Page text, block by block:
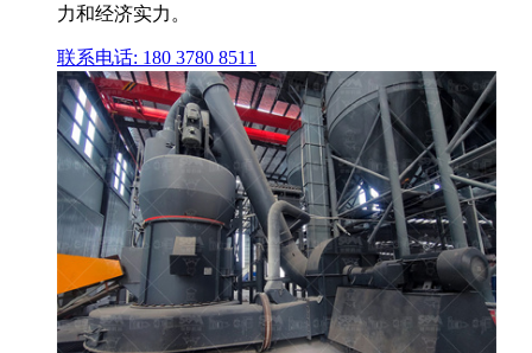
力和经济实力。
联系电话: 180 3780 8511